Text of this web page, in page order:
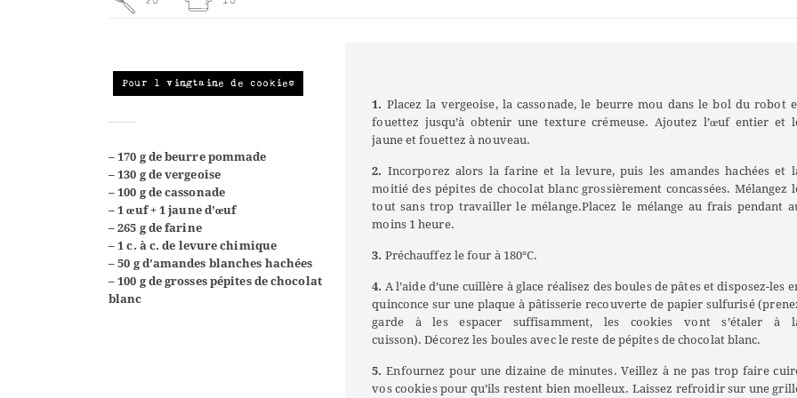
Pour 1 vingtaine de cookies
– 170 g de beurre pommade
– 130 g de vergeoise
– 100 g de cassonade
– 1 œuf +1 jaune d’œuf
–265 g de farine
– 1 c. à c. de levure chimique
– 50 g d’amandes blanches hachées
– 100 g de grosses pépites de chocolat
blanc
1. Placez la vergeoise, la cassonade, le beurre mou dans le bol du robot
fouettez jusqu’à obtenir une texture crémeuse. Ajoutez l’œuf entier et
jaune et fouettez à nouveau.
2. Incorporez alors la farine et la levure, puis les amandes hachées et
moitié des pépites de chocolat blanc grossièrement concassées. Mélangez
tout sans trop travailler le mélange.Placez le mélange au frais pendant
moins 1 heure.
3. Préchauffez le four à 180°C.
4. A l’aide d’une cuillère à glace réalisez des boules de pâtes et disposez-les
quinconce sur une plaque à pâtisserie recouverte de papier sulfurisé
garde à les espacer suffisamment, les cookies vont s’étaler à
cuisson). Décorez les boules avec le reste de pépites de chocolat blanc.
5. Enfournez pour une dizaine de minutes. Veillez à ne pas trop faire
vos cookies pour qu’ils restent bien moelleux. Laissez refroidir sur une